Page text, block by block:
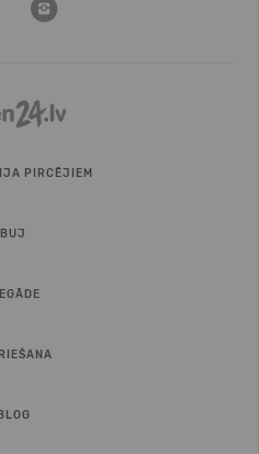
PIRCĒJIEM
BUJ
BLOG